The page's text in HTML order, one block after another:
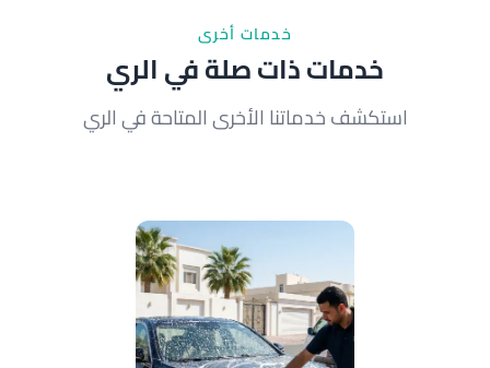
خدمات أخرى
خدمات ذات صلة في الري
استكشف خدماتنا الأخرى المتاحة في الري